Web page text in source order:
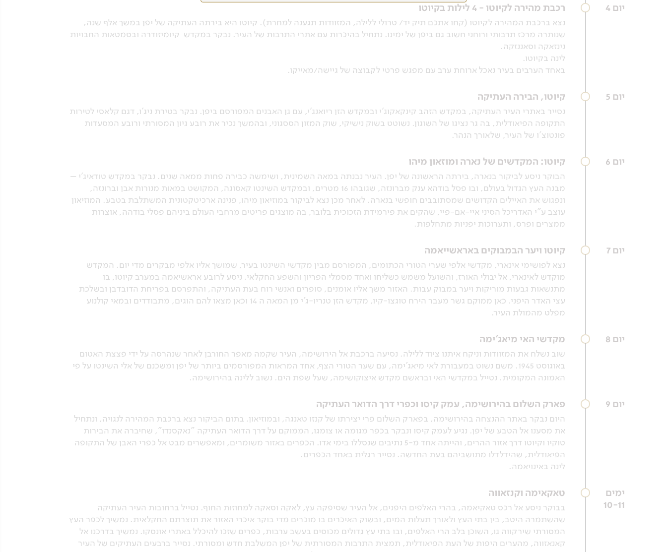
יום 4 רכבת מהירה לקיוטו - 4 לילות בקיוטו
נצא ברכבת המהירה לקיוטו (קחו אתכם תיק יד/ טרולי ללילה, המזוודות תגענה למחרת). קיוטו היא בירתה העתיקה של יפן במשך אלף שנה,
שנותרה מרכז תרבותי ורוחני חשוב גם ביפן של ימינו. נתחיל בהיכרות עם אתרי התרבות של העיר. נבקר במקדש קיומיזודרה ובסמטאות החבויות
נינזאקה וסאננזקה.
לינה בקיוטו.
באחד הערבים בעיר נאכל ארוחת ערב עם מפגש פרטי לקבוצה של גיישה/מאייקו.
יום 5 קיוטו, הבירה העתיקה
נסייר באתרי העיר העתיקה, במקדש הזהב קינקאקוג'י ובמקדש הזן ריואנג'י, עם גן האבנים המפורסם ביפן. נבקר בטירת ניג'ו, דגם קלאסי לטירות
התקופה הפיאודלית, בה גר נציגו של השוגון. נשוטט בשוק נישיקי, שוק המזון הססגוני, ובהמשך נכיר את רובע גיון המסורתי ורובע המסעדות
פונטוצ'ו של העיר, שלאורך הנהר.
יום 6 קיוטו: המקדשים של נארה ומוזאון מיהו
הבוקר ניסע לביקור בנארה, בירתה הראשונה של יפן. העיר נבנתה במאה השמינית, ושימשה כבירה פחות ממאה שנים. נבקר במקדש טודאיג'י –
מבנה העץ הגדול בעולם, ובו פסל בודהא ענק מברונזה, שגובהו 16 מטרים, ובמקדש השינטו קאסוגה, המקושט במאות מנורות אבן וברונזה,
ונפגוש את האיילים הקדושים שמסתובבים חופשי בנארה. לאחר מכן נצא לביקור במוזיאון מיהו, פנינה ארכיטקטונית המשתלבת בטבע. המוזיאון
עוצב ע"י האדריכל הסיני איי-אם-פיי, שהקים את פירמידת הזכוכית בלובר, בה מוצגים פריטים מרחבי העולם ביניהם פסלי בודהה, אוצרות
ממצרים ופרס, ותערוכות יפניות מתחלפות.
יום 7 קיוטו ויער הבמבוקים באראשייאמה
נצא לפושימי אינארי, מקדשי אלפי שערי הטורי הכתומים, המפורסם מבין מקדשי השינטו בעיר, שמושך אליו אלפי מבקרים מדי יום. המקדש
מוקדש לאינארי, אל יבולי האורז, והשועל משמש כשליחו ואחד מסמלי הפריון והשפע החקלאי. ניסע לרובע אראשיאמה במערב קיוטו, בו
מתנשאות גבעות מוריקות ויער במבוק עבות. האזור משך אליו אומנים, סופרים ואנשי רוח בעת העתיקה, והתפרסם בפריחת הדובדבן ובשלכת
עצי האדר היפני. כאן ממוקם גשר מעבר הירח טוגצו-קיו, מקדש הזן טנריו-ג'י מן המאה ה 14 וכאן מצאו להם הוגים, מתבודדים ובמאי קולנוע
מפלט מהמולת העיר.
יום 8 מקדשי האי מיאג'ימה
שוב נשלח את המזוודות וניקח איתנו ציוד ללילה. נסיעה ברכבת אל הירושימה, העיר שקמה מאפר החורבן לאחר שנהרסה על ידי פצצת האטום
באוגוסט 1945. משם נשוט במעבורת לאי מיאג'ימה, עם שער הטורי הצף, אחד המראות המפורסמים ביותר של יפן ומשכנם של אלי השינטו על פי
האמונה המקומית. נטייל במקדשי האי ובראשם מקדש איצוקושימה, שעל שפת הים. נשוב ללינה בהירושימה.
יום 9 פארק השלום בהירושימה, עמק קיסו וכפרי דרך הדואר העתיקה
היום נבקר באתר ההנצחה בהירושימה, בפארק השלום פרי יצירתו של קנזו טאנגה, ובמוזיאון. בתום הביקור נצא ברכבת המהירה לנגויה, ונתחיל
את מסענו אל הטבע של יפן. נגיע לעמק קיסו ונבקר בכפר מגומה או צומגו, הממוקם על דרך הדואר העתיקה "נאקסנדו", שחיברה את הבירות
טוקיו וקיוטו דרך אזור ההרים, והייתה אחד מ-5 נתיבים שנסללו בימי אדו. הכפרים באזור משומרים, ומאפשרים מבט אל כפרי האבן של התקופה
הפיאודלית, שהידלדלו מתושביהם בעת החדשה. נסייר רגלית באחד הכפרים.
לינה באינויאמה.
ימים
10-11
טאקאימה וקנזאווה
בבוקר ניסע אל רכס טאקיאמה, בהרי האלפים היפנים, אל העיר שסיפקה עץ, לאקה וסאקה למחוזות החוף. נטייל ברחובות העיר העתיקה
שהשתמרה היטב, בין בתי העץ ולאורך תעלות המים, ובשוק האיכרים בו מוכרים מדי בוקר איכרי האזור את תוצרתם החקלאית. נמשיך לכפר העץ
המסורתי שירקווה גו, השוכן בלב הרי האלפים, ובו בתי עץ גדולים מכוסים בעשב ערבות, כפרים שזכו להיכלל באתרי אונסקו. נמשיך בדרכנו אל
קאנאזווה, מהערים היפות של העת הפיאודלית, תמצית התרבות המסורתית של יפן המשלבת חדש ומסורתי. נסייר ברבעים העתיקים של העיר